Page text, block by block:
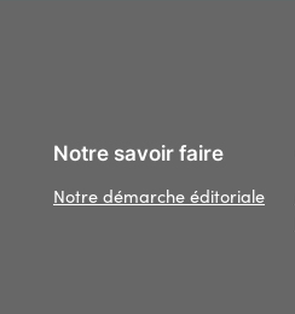
Notre savoir faire
Notre démarche éditoriale